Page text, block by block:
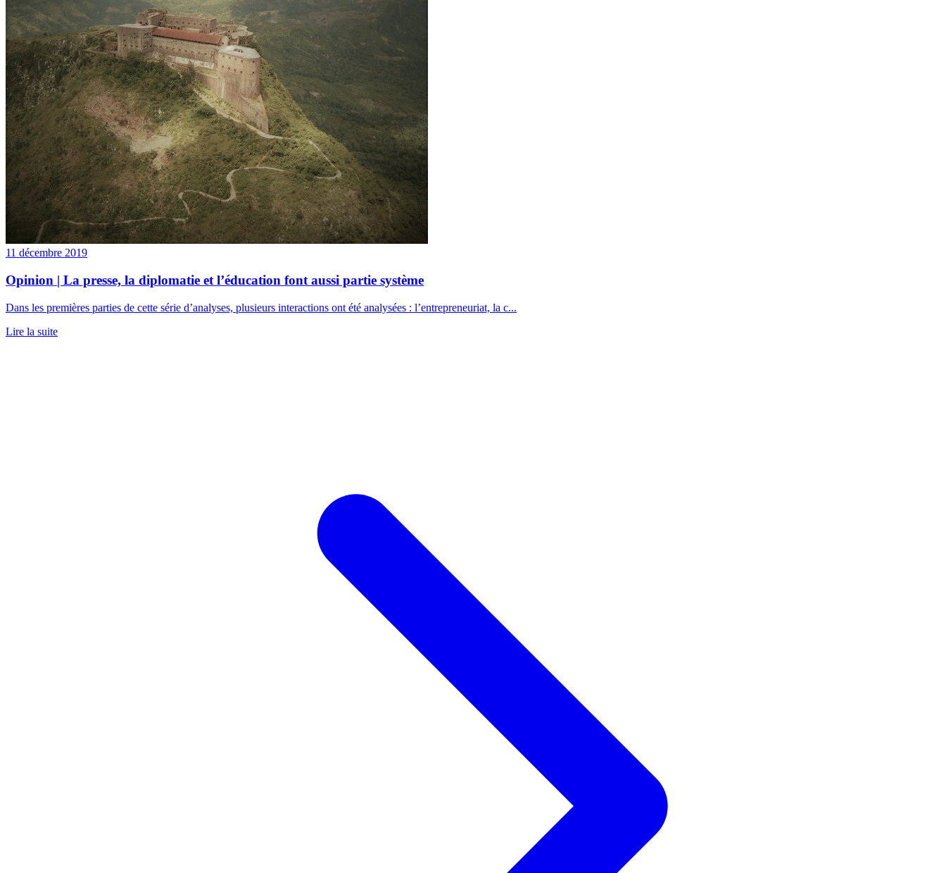
11 décembre 2019
Opinion | La presse, la diplomatie et l’éducation font aussi partie système
Dans les premières parties de cette série d’analyses, plusieurs interactions ont été analysées : l’entrepreneuriat, la c...
Lire la suite